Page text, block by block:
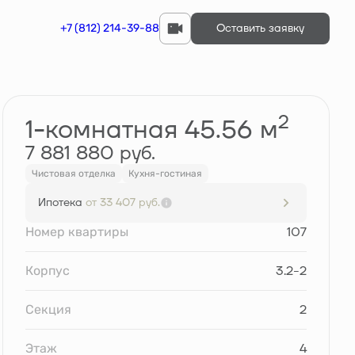
+7 (812) 214-39-88 Оставить заявку
Забронировать
1-комнатная 45.56 м2
7 881 880 руб.
Чистовая отделка Кухня-гостиная
Ипотека от 33 407 руб.
Номер квартиры 107
Корпус 3.2-2
Секция 2
Этаж 4